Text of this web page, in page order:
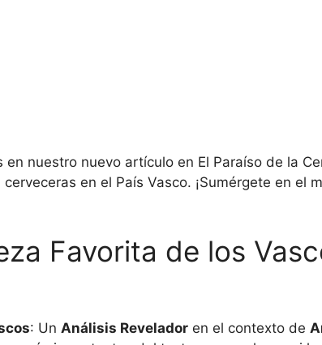
en nuestro nuevo artículo en El Paraíso de la
cerveceras en el País Vasco. ¡Sumérgete en el
Favorita de los
: Un Análisis Revelador en el contexto de